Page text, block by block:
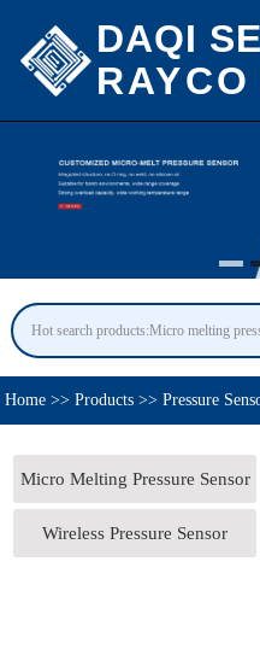
DAQI
Home >> Products >> Pressure
Micro Melting Pressure Sensor
Wireless Pressure Sensor